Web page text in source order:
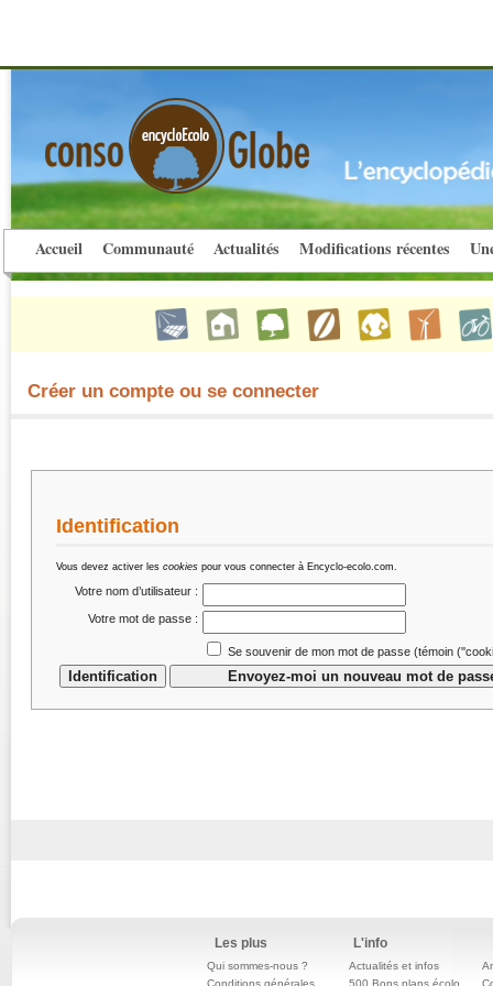
Accueil Communauté Actualités Modifications récentes
Créer un compte ou se connecter
Identification
Vous devez activer les cookies pour vous connecter à Encyclo-ecolo.com.
Votre nom d’utilisateur :
Votre mot de passe :
Se souvenir de mon mot de passe (témoin
Les plus
Qui sommes-nous ?
Conditions générales
L'info
Actualités et infos
500 Bons plans écolo